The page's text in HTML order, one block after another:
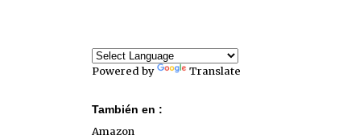
Powered by Translate
También en :
Amazon